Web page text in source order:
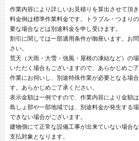
作業内容により詳しいお見積りを算出させて頂き
料金例は標準作業料金です。トラブル・つまり
要な場合などは別途料金を申し受けます。
割引に関しては一部適用条件が御座います。お
さい。
荒天（大雨・大雪・強風・屋根の凍結など）の
いただく場合もございますので、あらかじめご了
作業にお伺いし、別途特殊作業が必要となる場
す。あらかじめご了承ください。
表示金額は一例ですので、作業内容により金額
島しょ部や一部地域では、別途料金が発生する
できない場合がございます。
建物側にて正常な設備工事が出来ていない場合
支払対象となります。